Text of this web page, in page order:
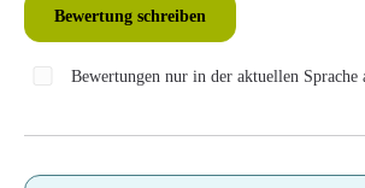
Bewertung schreiben
Bewertungen nur in der aktuellen Sprache